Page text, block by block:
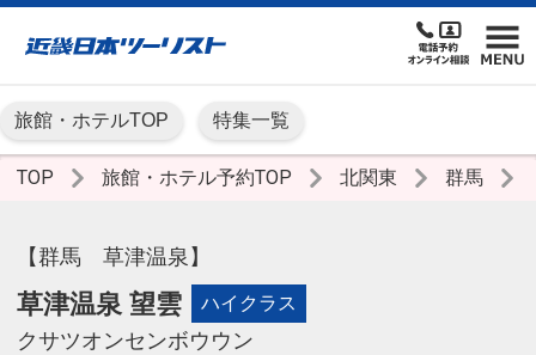
旅館・ホテルTOP 特集一覧
TOP 旅館・ホテル予約TOP 北関東 群馬
【群馬 草津温泉】
草津温泉 望雲 ハイクラス
クサツオンセンボウウン